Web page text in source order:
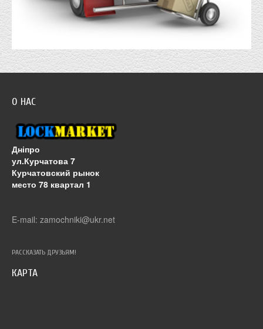
О НАС
Дніпро
ул.Курчатова 7
Курчатовский рынок
место 78 квартал 1
E-mail: zamochniki@ukr.net
РАССКАЗАТЬ ДРУЗЬЯМ!
КАРТА